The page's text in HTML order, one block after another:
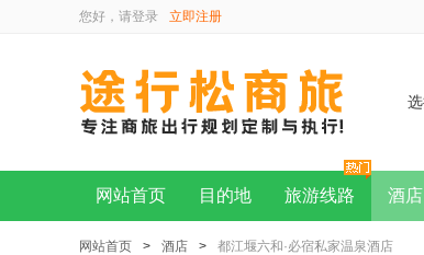
您好，请登录 立即注册
网站首页 目的地 旅游线路 酒店
网站首页 > 酒店 > 都江堰六和·必宿私家温泉酒店